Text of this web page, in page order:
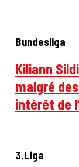
Bundesliga
Kiliann
malgré
intérêt de
3.Liga